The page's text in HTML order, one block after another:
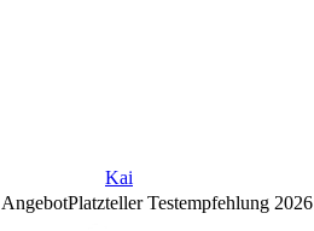
Kai
AngebotPlatzteller Testempfehlung 2026